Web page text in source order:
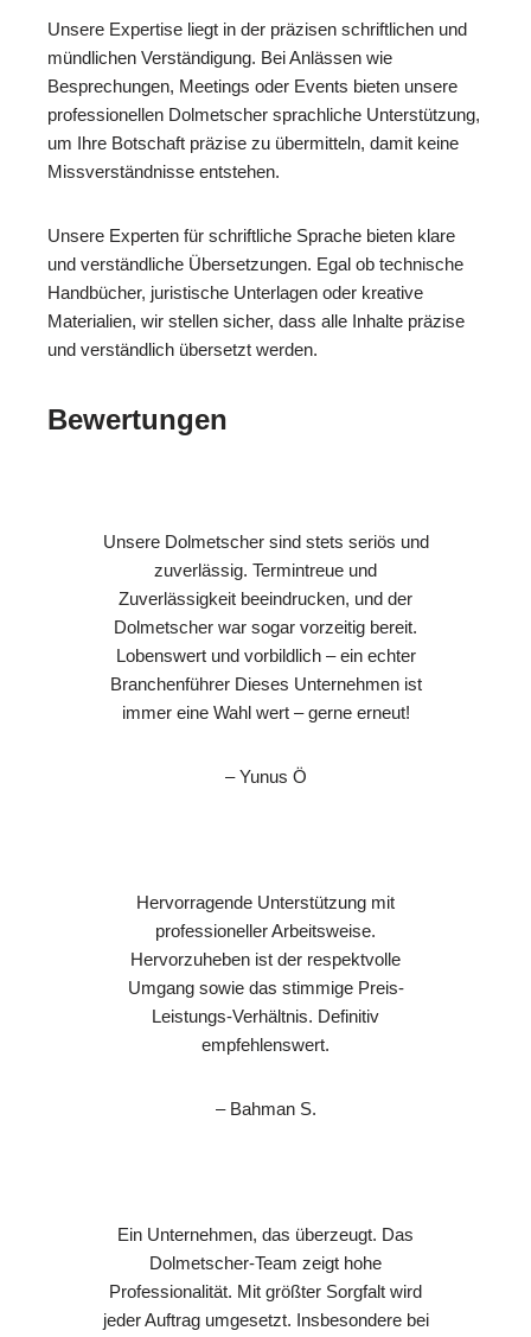
Unsere Expertise liegt in der präzisen schriftlichen und
mündlichen Verständigung. Bei Anlässen wie
Besprechungen, Meetings oder Events bieten unsere
professionellen Dolmetscher sprachliche Unterstützung,
um Ihre Botschaft präzise zu übermitteln, damit keine
Missverständnisse entstehen.
Unsere Experten für schriftliche Sprache bieten klare
und verständliche Übersetzungen. Egal ob technische
Handbücher, juristische Unterlagen oder kreative
Materialien, wir stellen sicher, dass alle Inhalte präzise
und verständlich übersetzt werden.
Bewertungen
Unsere Dolmetscher sind stets seriös und
zuverlässig. Termintreue und
Zuverlässigkeit beeindrucken, und der
Dolmetscher war sogar vorzeitig bereit.
Lobenswert und vorbildlich – ein echter
Branchenführer Dieses Unternehmen ist
immer eine Wahl wert – gerne erneut!
– Yunus Ö
Hervorragende Unterstützung mit
professioneller Arbeitsweise.
Hervorzuheben ist der respektvolle
Umgang sowie das stimmige Preis-
Leistungs-Verhältnis. Definitiv
empfehlenswert.
– Bahman S.
Ein Unternehmen, das überzeugt. Das
Dolmetscher-Team zeigt hohe
Professionalität. Mit größter Sorgfalt wird
jeder Auftrag umgesetzt. Insbesondere bei